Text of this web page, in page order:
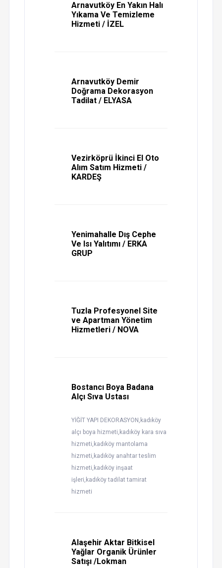
Arnavutköy En Yakın Halı
Yıkama Ve Temizleme
Hizmeti / İZEL
Arnavutköy Demir
Doğrama Dekorasyon
Tadilat / ELYASA
Vezirköprü İkinci El Oto
Alım Satım Hizmeti /
KARDEŞ
Yenimahalle Dış Cephe
Ve Isı Yalıtımı / ERKA
GRUP
Tuzla Profesyonel Site
ve Apartman Yönetim
Hizmetleri / NOVA
Bostancı Boya Badana
Alçı Sıva Ustası
YİĞİT YAPI DEKORASYON,kadıköy
alçı boya hizmeti,kadıköy kara sıva
hizmeti,kadıköy mantolama
hizmeti,kadıköy anahtar teslim
hizmeti,kadıköy inşaat
işleri,kadıköy tadilat tamirat
hizmeti
Alaşehir Aktar Bitkisel
Yağlar Organik Ürünler
Satışı /Lokman